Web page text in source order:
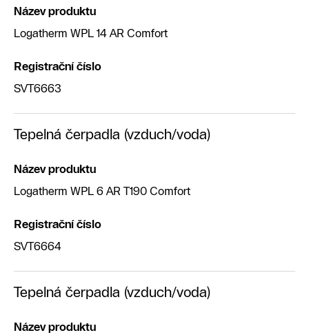
Název produktu
Logatherm WPL 14 AR Comfort
Registrační číslo
SVT6663
Tepelná čerpadla (vzduch/voda)
Název produktu
Logatherm WPL 6 AR T190 Comfort
Registrační číslo
SVT6664
Tepelná čerpadla (vzduch/voda)
Název produktu